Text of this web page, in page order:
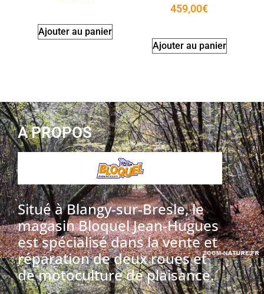
Ajouter au panier
459,00€
Ajouter au panier
A PROPOS
Situé à Blangy-sur-Bresle, le
magasin Bloquel Jean-Hugues
est spécialisé dans la vente et
réparation de deux roues et
de motoculture de plaisance.